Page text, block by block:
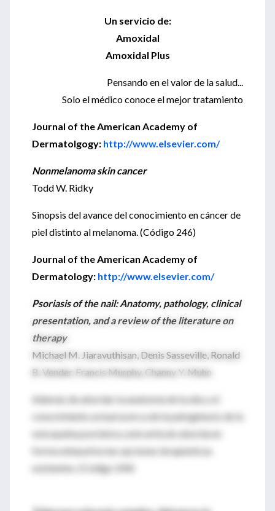
Un servicio de:
Amoxidal
Amoxidal Plus
Pensando en el valor de la salud...
Solo el médico conoce el mejor tratamiento
Journal of the American Academy of
Dermatolgogy: http://www.elsevier.com/
Nonmelanoma skin cancer
Todd W. Ridky
Sinopsis del avance del conocimiento en cáncer de
piel distinto al melanoma. (Código 246)
Journal of the American Academy of
Dermatology: http://www.elsevier.com/
Psoriasis of the nail: Anatomy, pathology, clinical
presentation, and a review of the literature on
therapy
Michael M. Jiaravuthisan, Denis Sasseville, Ronald
B. Vender, Francis Murphy, Channy Y. Muhn
Además de abordar la anatomía de la uña y el
conocimiento actual acerca de la patogénesis de la
onicopatía psoriásica, este artículo aborda en
forma exhaustiva las opciones terapéuticas
existentes. (Código 244)